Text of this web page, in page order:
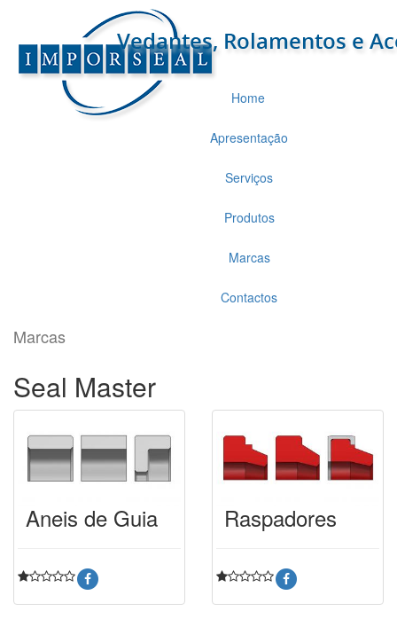
Home
Apresentação
Serviços
Produtos
Marcas
Contactos
Marcas
Seal Master
Aneis de Guia Raspadores